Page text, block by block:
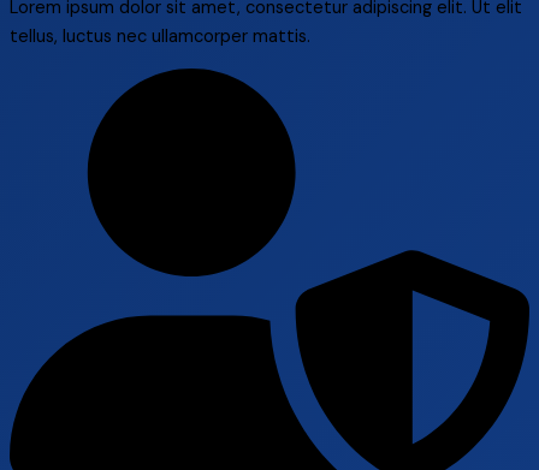
Lorem ipsum dolor sit amet, consectetur adipiscing elit. Ut elit
tellus, luctus nec ullamcorper mattis.